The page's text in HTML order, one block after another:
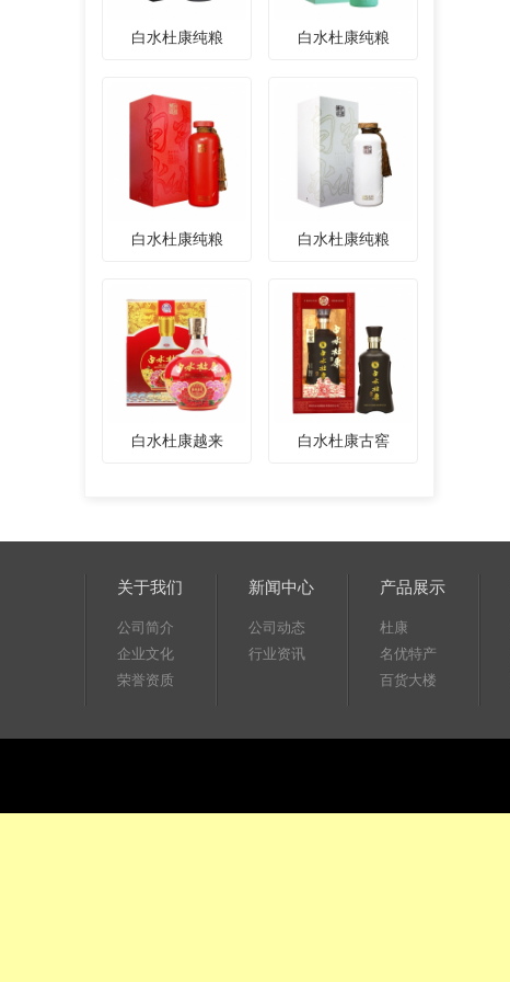
白水杜康纯粮 白水杜康纯粮
白水杜康纯粮 白水杜康纯粮
白水杜康越来 白水杜康古窖
关于我们
公司简介
企业文化
荣誉资质
新闻中心
公司动态
行业资讯
产品展示
杜康
名优特产
百货大楼